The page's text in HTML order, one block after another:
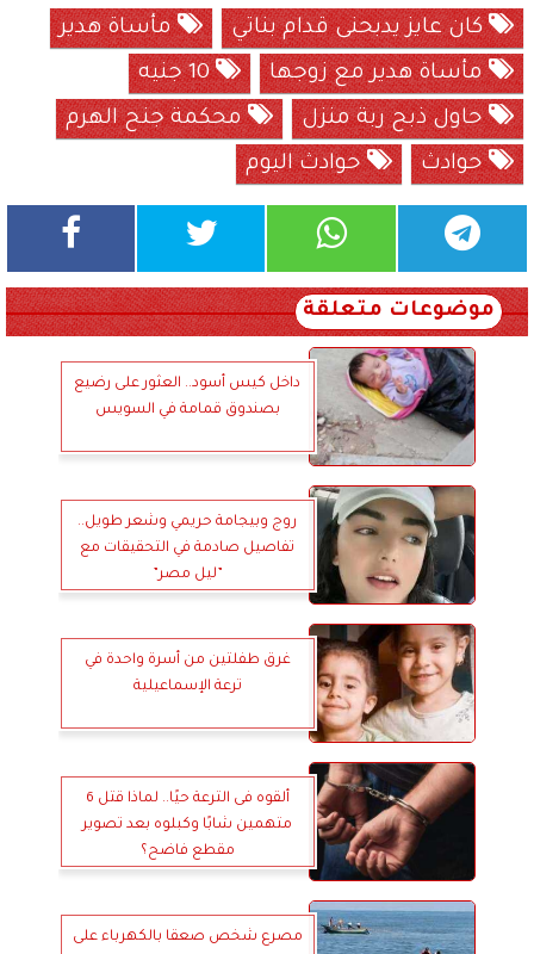
كان عايز يدبحنى قدام بناتي
مأساة هدير
مأساة هدير مع زوجها
10 جنيه
حاول ذبح ربة منزل
محكمة جنح الهرم
حوادث
حوادث اليوم
موضوعات متعلقة
داخل كيس أسود.. العثور على رضيع
بصندوق قمامة في السويس
روج وبيجامة حريمي وشعر طويل..
تفاصيل صادمة في التحقيقات مع
”ليل مصر”
غرق طفلتين من أسرة واحدة في
ترعة الإسماعيلية
ألقوه فى الترعة حيًا.. لماذا قتل 6
متهمين شابًا وكبلوه بعد تصوير
مقطع فاضح؟
مصرع شخص صعقا بالكهرباء على